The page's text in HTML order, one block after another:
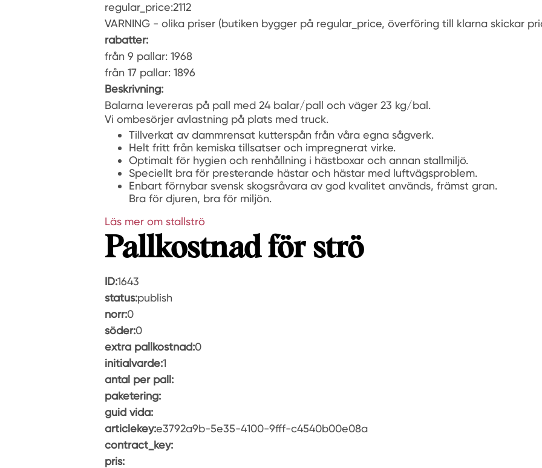
regular_price:2112
VARNING - olika priser (butiken bygger på regular_price, överföring till klarna skickar
rabatter:
från 9 pallar: 1968
från 17 pallar: 1896
Beskrivning:
Balarna levereras på pall med 24 balar/pall och väger 23 kg/bal.
Vi ombesörjer avlastning på plats med truck.
Tillverkat av dammrensat kutterspån från våra egna sågverk.
Helt fritt från kemiska tillsatser och impregnerat virke.
Optimalt för hygien och renhållning i hästboxar och annan stallmiljö.
Speciellt bra för presterande hästar och hästar med luftvägsproblem.
Enbart förnybar svensk skogsråvara av god kvalitet används, främst gran.
Bra för djuren, bra för miljön.
Läs mer om stallströ
Pallkostnad för strö
ID:1643
status:publish
norr:0
söder:0
extra pallkostnad:0
initialvarde:1
antal per pall:
paketering:
guid vida:
articlekey:e3792a9b-5e35-4100-9fff-c4540b00e08a
contract_key:
pris: